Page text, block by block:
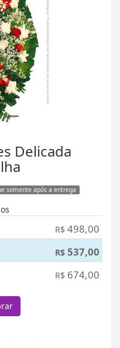
Delicada
somente após a entrega
R$ 498,00
R$ 537,00
R$ 674,00